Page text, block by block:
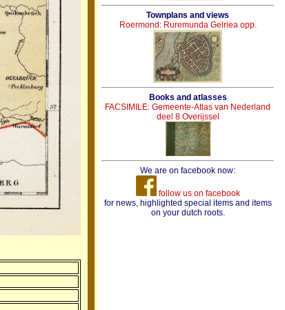
Townplans and views
Roermond: Ruremunda Gelriea opp.
Books and atlasses
FACSIMILE: Gemeente-Atlas van Nederland
deel 8 Overijssel
We are on facebook now:
follow us on facebook
for news, highlighted special items and items
on your dutch roots.